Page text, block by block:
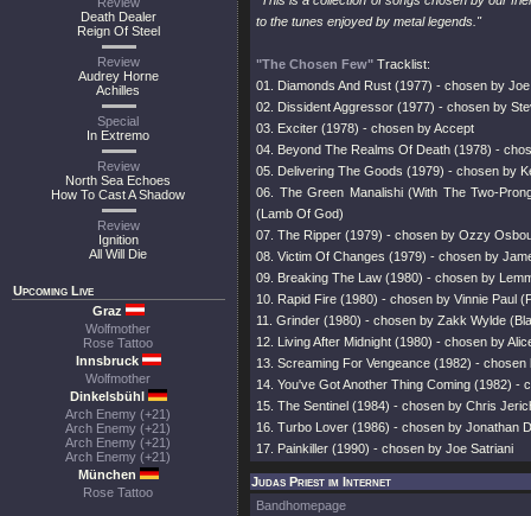
Death Dealer
Reign Of Steel
Review
Audrey Horne
Achilles
Special
In Extremo
Review
North Sea Echoes
How To Cast A Shadow
Review
Ignition
All Will Die
Upcoming Live
Graz
Wolfmother
Rose Tattoo
Innsbruck
Wolfmother
Dinkelsbühl
Arch Enemy (+21)
Arch Enemy (+21)
Arch Enemy (+21)
Arch Enemy (+21)
München
Rose Tattoo
to the tunes enjoyed by metal legends."
"The Chosen Few" Tracklist:
01. Diamonds And Rust (1977) - chosen by
02. Dissident Aggressor (1977) - chosen by
03. Exciter (1978) - chosen by Accept
04. Beyond The Realms Of Death (1978) -
05. Delivering The Goods (1979) - chosen by
06. The Green Manalishi (With The Two-
(Lamb Of God)
07. The Ripper (1979) - chosen by Ozzy
08. Victim Of Changes (1979) - chosen by
09. Breaking The Law (1980) - chosen by
10. Rapid Fire (1980) - chosen by Vinnie Paul
11. Grinder (1980) - chosen by Zakk Wylde
12. Living After Midnight (1980) - chosen by
13. Screaming For Vengeance (1982) -
14. You've Got Another Thing Coming (1982)
15. The Sentinel (1984) - chosen by Chris
16. Turbo Lover (1986) - chosen by Jonathan
17. Painkiller (1990) - chosen by Joe Satriani
Judas Priest im Internet
Bandhomepage